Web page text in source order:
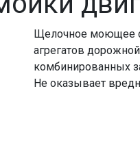
Щелочное моющее
агрегатов
комбинированных
Не оказывает